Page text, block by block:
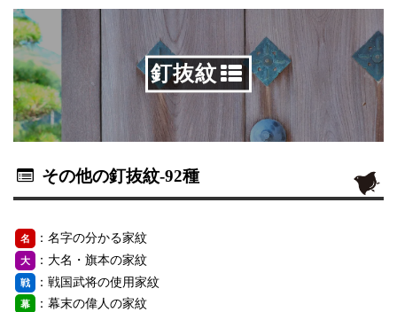
釘抜紋
その他の釘抜紋-92種
名 ：名字の分かる家紋
大 ：大名・旗本の家紋
戦 ：戦国武将の使用家紋
幕 ：幕末の偉人の家紋